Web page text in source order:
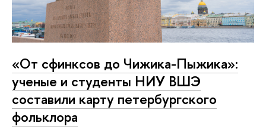
«От сфинксов до Чижика-Пыжика»:
ученые и студенты НИУ ВШЭ
составили карту петербургского
фольклора